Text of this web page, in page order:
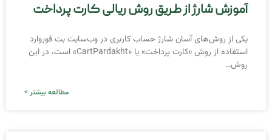
آموزش شارژ از طریق روش ریالی کارت پرداخت
یکی از روش‌‌های آسان شارژ حساب کاربری در وب‌سایت بت فوروارد
استفاده از روش «کارت پرداخت» یا «CartPardakht» است، در این
روش…
مطالعه بیشتر >